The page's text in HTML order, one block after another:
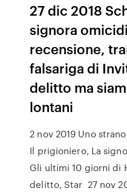
27 dic 2018
signora
recensione,
falsariga di
delitto ma
lontani
2 nov 2019 Uno
Il prigioniero, La
Gli ultimi 10 giorni di
delitto, Star 27 nov